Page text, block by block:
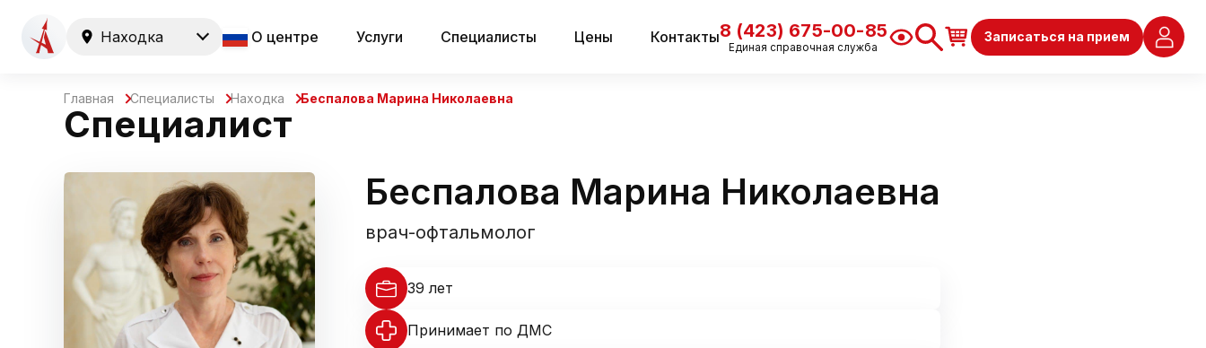
Находка О центре Услуги Специалисты Цены Контакты8 (423) 675-00-85
Единая справочная служба
Записаться на прием
Главная Специалисты Находка Беспалова Марина Николаевна
Специалист
Беспалова Марина Николаевна
врач-офтальмолог
39 лет
Принимает по ДМС